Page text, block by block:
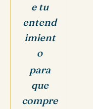
e tu
entend
imient
o
para
que
compre